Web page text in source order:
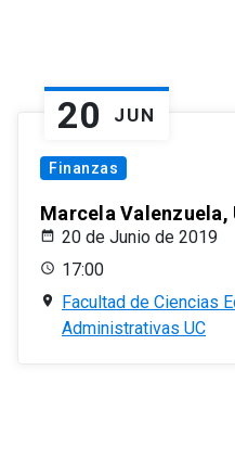
20 JUN
Finanzas
Marcela
20 de Junio de 2019
17:00
Facultad de Ciencias
Administrativas UC